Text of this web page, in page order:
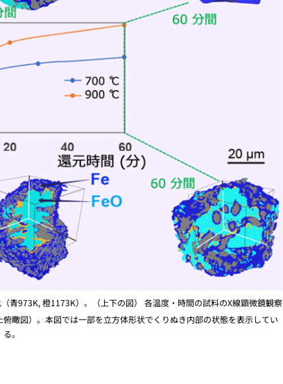
青973K, 橙1173K）。（上下の図） 各温度・時間の試料のX線顕微鏡観察
瞰図）。本図では一部を立方体形状でくりぬき内部の状態を表示してい
る。